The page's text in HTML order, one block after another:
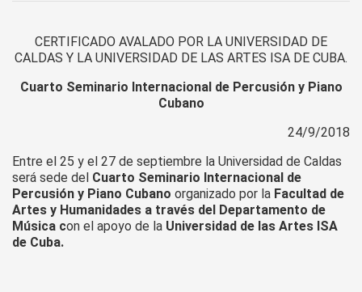
CERTIFICADO AVALADO POR LA UNIVERSIDAD DE
CALDAS Y LA UNIVERSIDAD DE LAS ARTES ISA DE CUBA.
Cuarto Seminario Internacional de Percusión y Piano
Cubano
24/9/2018
Entre el 25 y el 27 de septiembre la Universidad de Caldas
será sede del Cuarto Seminario Internacional de
Percusión y Piano Cubano organizado por la Facultad de
Artes y Humanidades a través del Departamento de
Música con el apoyo de la Universidad de las Artes ISA
de Cuba.